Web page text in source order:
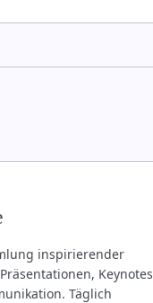
inspirierender
Keynotes
Täglich